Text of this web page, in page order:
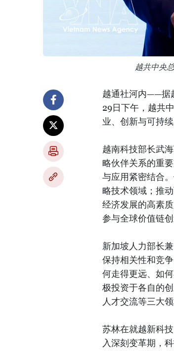
越共中央
越通社河内——据
29日下午，越共
业、创新与可持
越南科技部长武
略伙伴关系的重
与应用紧密结合
略技术领域；推
经济发展的高素
参与全球价值链创
新加坡人力部长
保持相关性和竞
何走得更远、如
极投资于各自的
人才交流等三大
苏林在就越新科
入深刻变革期，